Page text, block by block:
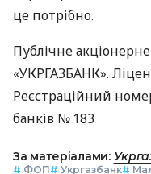
це потрібно.
Публічне
«УКРГАЗБАНК».
Реєстраційний
банків № 183
За матеріалами:
# ФОП# Укргазбанк#